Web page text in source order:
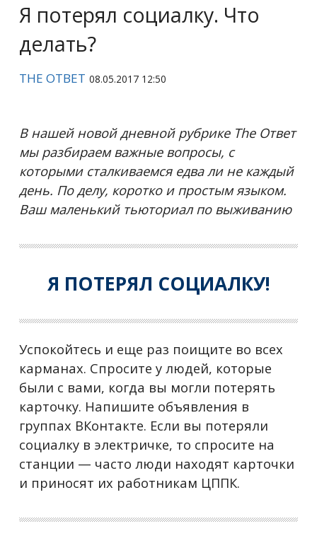
Я потерял социалку. Что
делать?
THE ОТВЕТ 08.05.2017 12:50
В нашей новой дневной рубрике The Ответ
мы разбираем важные вопросы, с
которыми сталкиваемся едва ли не каждый
день. По делу, коротко и простым языком.
Ваш маленький тьюториал по выживанию
Я ПОТЕРЯЛ СОЦИАЛКУ!
Успокойтесь и еще раз поищите во всех
карманах. Спросите у людей, которые
были с вами, когда вы могли потерять
карточку. Напишите объявления в
группах ВКонтакте. Если вы потеряли
социалку в электричке, то спросите на
станции — часто люди находят карточки
и приносят их работникам ЦППК.